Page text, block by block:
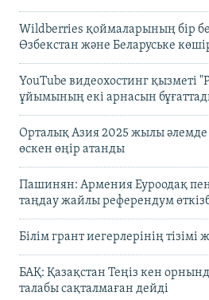
Wildberries қоймаларының бір
Өзбекстан және Беларуське
YouTube видеохостинг қызметі
ұйымының екі арнасын
Орталық Азия 2025 жылы
өскен өңір атанды
Пашинян: Армения Еуроодақ
таңдау жайлы референдум
Білім грант иегерлерінің
БАҚ: Қазақстан Теңіз кен
талабы сақталмаған дейді